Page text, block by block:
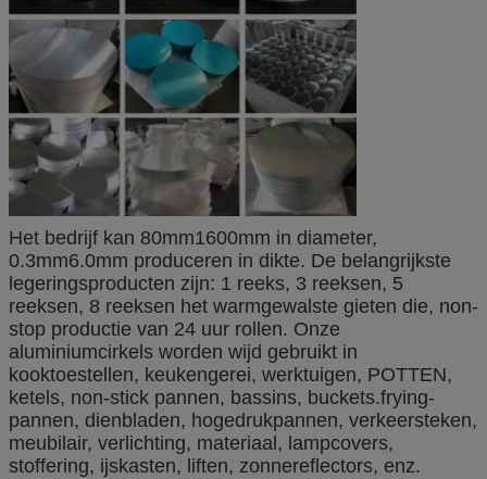
Het bedrijf kan 80mm1600mm in diameter,
0.3mm6.0mm produceren in dikte. De belangrijkste
legeringsproducten zijn: 1 reeks, 3 reeksen, 5
reeksen, 8 reeksen het warmgewalste gieten die, non-
stop productie van 24 uur rollen. Onze
aluminiumcirkels worden wijd gebruikt in
kooktoestellen, keukengerei, werktuigen, POTTEN,
ketels, non-stick pannen, bassins, buckets.frying-
pannen, dienbladen, hogedrukpannen, verkeersteken,
meubilair, verlichting, materiaal, lampcovers,
stoffering, ijskasten, liften, zonnereflectors, enz.